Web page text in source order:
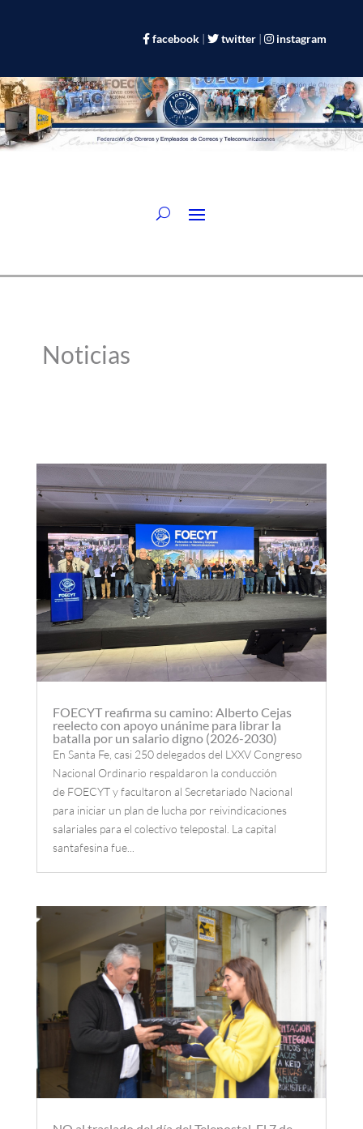
facebook | twitter | instagram
Noticias
FOECYT reafirma su camino: Alberto Cejas
reelecto con apoyo unánime para librar la
batalla por un salario digno (2026-2030)
En Santa Fe, casi 250 delegados del LXXV Congreso
Nacional Ordinario respaldaron la conducción
de FOECYT y facultaron al Secretariado Nacional
para iniciar un plan de lucha por reivindicaciones
salariales para el colectivo telepostal. La capital
santafesina fue...